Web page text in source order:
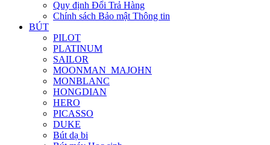
Quy định Đổi Trả Hàng
Chính sách Bảo mật Thông tin
BÚT
PILOT
PLATINUM
SAILOR
MOONMAN_MAJOHN
MONBLANC
HONGDIAN
HERO
PICASSO
DUKE
Bút dạ bi